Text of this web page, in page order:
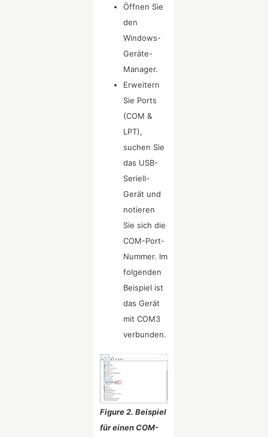
Öffnen Sie
den
Windows-
Geräte-
Manager.
Erweitern
Sie Ports
(COM &
LPT),
suchen Sie
das USB-
Seriell-
Gerät und
notieren
Sie sich die
COM-Port-
Nummer. Im
folgenden
Beispiel ist
das Gerät
mit COM3
verbunden.
Figure 2. Beispiel
für einen COM-